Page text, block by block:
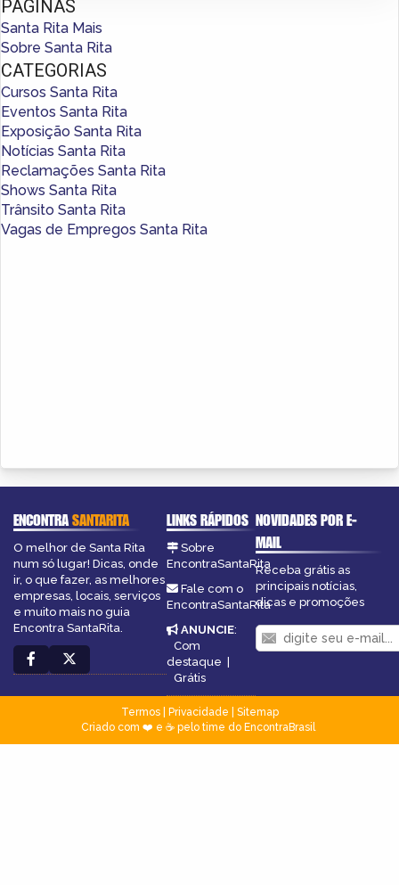
PÁGINAS
Santa Rita Mais
Sobre Santa Rita
CATEGORIAS
Cursos Santa Rita
Eventos Santa Rita
Exposição Santa Rita
Notícias Santa Rita
Reclamações Santa Rita
Shows Santa Rita
Trânsito Santa Rita
Vagas de Empregos Santa Rita
ENCONTRASANTARITA
O melhor de Santa Rita
num só lugar! Dicas, onde
ir, o que fazer, as melhores
empresas, locais, serviços
e muito mais no guia
Encontra SantaRita.
LINKS RÁPIDOS
Sobre
EncontraSantaRita
Fale com o
EncontraSantaRita
ANUNCIE:
Com
destaque
Grátis
NOVIDADES POR E-
MAIL
Receba grátis as
principais notícias,
dicas e promoções
Termos| Privacidade
Sitemap
Criado com ❤️ e ☕ pelo time do EncontraBrasil